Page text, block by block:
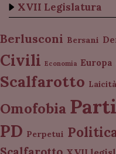
XVII Legislatura
Berlusconi Bersani
Civili Economia Europa
Scalfarotto Laicità
Omofobia
PD Perpetui